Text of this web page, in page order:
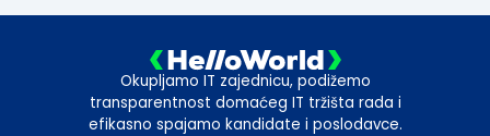
Okupljamo IT zajednicu, podižemo
transparentnost domaćeg IT tržišta rada i
efikasno spajamo kandidate i poslodavce.